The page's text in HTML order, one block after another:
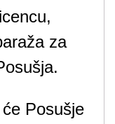
za
Posušje